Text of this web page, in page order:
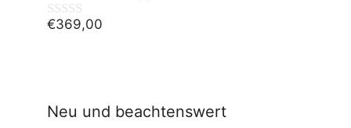
0
€369,00
Neu und beachtenswert